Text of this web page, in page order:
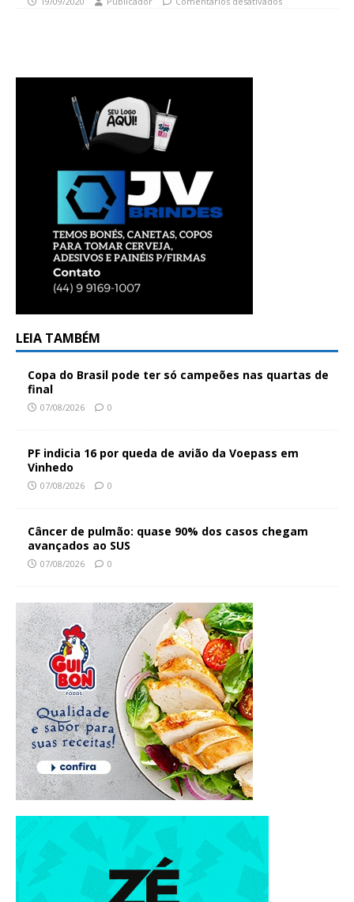
LEIA TAMBÉM
Copa do Brasil pode ter só campeões nas quartas de
final
07/08/2026 0
PF indicia 16 por queda de avião da Voepass em
Vinhedo
07/08/2026 0
Câncer de pulmão: quase 90% dos casos chegam
avançados ao SUS
07/08/2026 0